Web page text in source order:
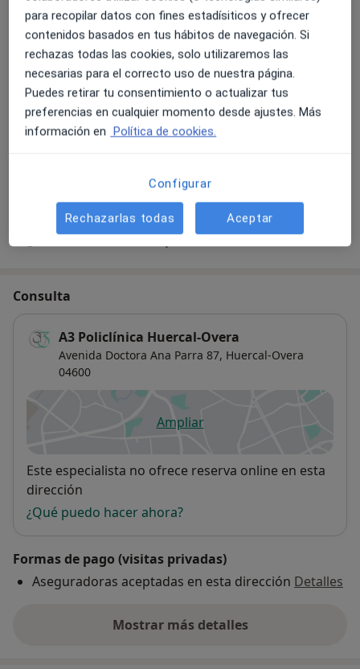
Examen psicotécnico para carnet de conducir
Detalles
Niveles de glucosa en sangre
Detalles
Reconocimiento médico general
¿Cómo funcionan los precios?
Consulta
A3 Policlínica Huercal-Overa
Avenida Doctora Ana Parra 87, Huercal-Overa
04600
Ampliarse abre en una nueva
Disponibilidad
Este especialista no ofrece reserva online en esta
dirección
¿Qué puedo hacer ahora?
Formas de pago (visitas privadas)
Aseguradoras aceptadas en esta dirección Detalles
Mostrar más detalles
sobre la dirección
para recopilar datos con fines estadísiticos y ofrecer
contenidos basados en tus hábitos de navegación. Si
rechazas todas las cookies, solo utilizaremos las
necesarias para el correcto uso de nuestra página.
Puedes retirar tu consentimiento o actualizar tus
preferencias en cualquier momento desde ajustes. Más
información en Política de cookies.
Configurar
Rechazarlas todas Aceptar